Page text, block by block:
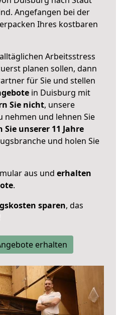
Angefangen bei der
Ihres kostbaren
Arbeitsstress
planen sollen, dann
für Sie und stellen
in Duisburg mit
Sie nicht, unsere
nehmen und lehnen Sie
Sie unserer 11 Jahre
und holen Sie
aus und erhalten
.
sparen, das
erhalten